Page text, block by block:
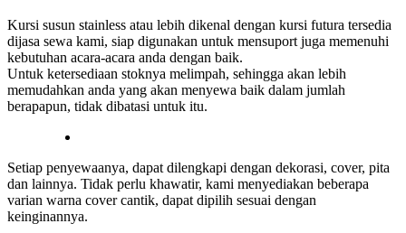
Kursi susun stainless atau lebih dikenal dengan kursi futura tersedia
dijasa sewa kami, siap digunakan untuk mensuport juga memenuhi
kebutuhan acara-acara anda dengan baik.
Untuk ketersediaan stoknya melimpah, sehingga akan lebih
memudahkan anda yang akan menyewa baik dalam jumlah
berapapun, tidak dibatasi untuk itu.
Setiap penyewaanya, dapat dilengkapi dengan dekorasi, cover, pita
dan lainnya. Tidak perlu khawatir, kami menyediakan beberapa
varian warna cover cantik, dapat dipilih sesuai dengan
keinginannya.